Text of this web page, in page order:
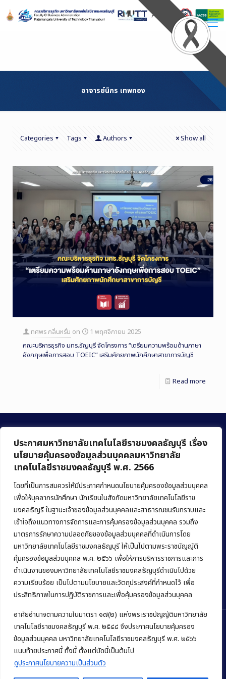
ประกาศมหาวิทยาลัยเทคโนโลยีราชมงคลธัญบุรี เรื่อง
นโยบายคุ้มครองข้อมูลส่วนบุคคลมหาวิทยาลัย
เทคโนโลยีราชมงคลธัญบุรี พ.ศ. 2566
โดยที่เป็นการสมควรให้มีประกาศกำหนดนโยบายคุ้มครองข้อมูลส่วนบุคคล
เพื่อให้บุคลากรนักศึกษา นักเรียนในสังกัดมหาวิทยาลัยเทคโนโลยีราช
มงคลธัญรี ในฐานะเจ้าของข้อมูลส่วนบุคคลและสาธารณชนรับทราบและ
เข้าใจถึงแนวทางการจัดการและการคุ้มครองข้อมูลส่วนบุคคล รวมถึง
มาตรการรักษาความปลอดภัยของข้อมูลส่วนบุคคลที่ดำเนินการโดย
มหาวิทยาลัยเทคโนโลยีราชมงคลธัญบุรี ให้เป็นไปตามพระราชบัญญัติ
คุ้มครองข้อมูลส่วนบุคคล พ.ศ. ๒๕๖๖ เพื่อให้การบริหารราชการและการ
ดำเนินงานของมหาวิทยาลัยเทคโนโลยีราชมงคลธัญบุรีดำเนินไปด้วย
ความเรียบร้อย เป็นไปตามนโยบายและวัตถุประสงค์ที่กำหนดไว้ เพื่อ
ประสิทธิภาพในการปฏิบัติราชการและเพื่อคุ้มครองข้อมูลส่วนบุคคล
อาศัยอำนาจตามความในมาตรา ๑๗(๒) แห่งพระราชบัญญัติมหาวิทยาลัย
เทคโนโลยีราชมงคลธัญบุรี พ.ศ. ๒๕๔๘ จึงประกาศนโยบายคุ้มครอง
ข้อมูลส่วนบุคคล มหาวิทยาลัยเทคโนโลยีราชมงคลธัญบุรี พ.ศ. ๒๕๖๖
แนบท้ายประกาศนี้ ทั้งนี้ ตั้งแต่บัดนี้เป็นต้นไป
ดูประกาศนโยบายความเป็นส่วนตัว
Content
อาจารย์นิกร เทพทอง
Categories Tags Authors Show all
ทศพร กลิ่นหรั่น on
1 พฤศจิกายน 2025
คณะบริหารธุรกิจ มทร.ธัญบุรี จัดโครงการ “เตรียมความพร้อมด้านภาษา
อังกฤษเพื่อการสอบ TOEIC” เสริมศักยภาพนักศึกษาสาขาการบัญชี
Read more
คณะบริหารธุรกิจ
มหาวิทยาลัยเทคโนโลยีราชมงคลธัญบุรี
39 หมู่ 1 ถนนรังสิต-นครนายก ตำบลคลองหก
อำเภอคลองหลวง จังหวัดปทุมธานี 12120
Phone:+66 (0) 2549 3243,+66 (0) 2549 3241
E-mail:bus@rmutt.ac.th
Copyright © 2022 คณะบริหารธุรกิจ มหาวิทยาลัยเทคโนโลยีราชมงคล
ธัญบุรี